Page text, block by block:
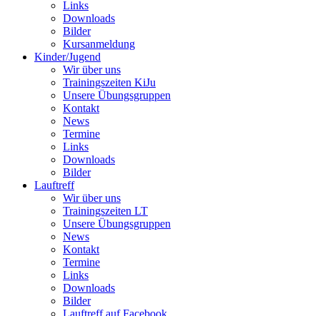
Links
Downloads
Bilder
Kursanmeldung
Kinder/Jugend
Wir über uns
Trainingszeiten KiJu
Unsere Übungsgruppen
Kontakt
News
Termine
Links
Downloads
Bilder
Lauftreff
Wir über uns
Trainingszeiten LT
Unsere Übungsgruppen
News
Kontakt
Termine
Links
Downloads
Bilder
Lauftreff auf Facebook